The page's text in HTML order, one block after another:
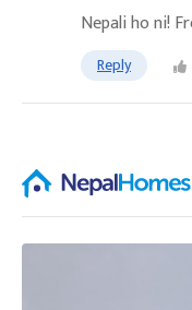
Nepali ho ni!
Reply